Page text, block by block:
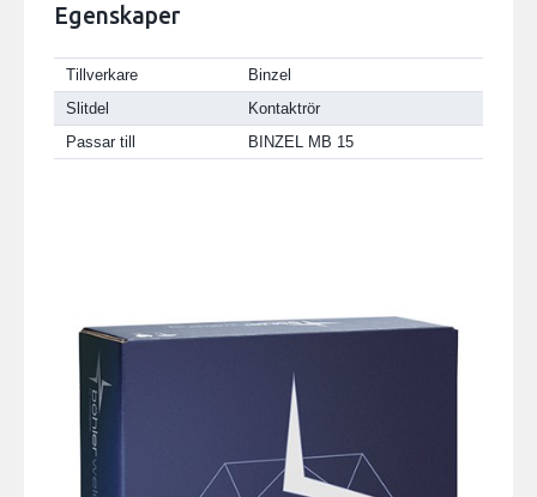
Egenskaper
Tillverkare
Binzel
Slitdel
Kontaktrör
Passar till
BINZEL MB 15